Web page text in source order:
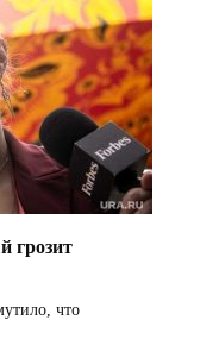
грозит
что